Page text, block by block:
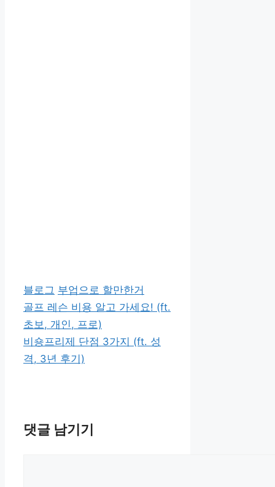
카
테
고
리
블로그 태
그
부업으로 할만한거
골프 레슨 비용 알고 가세요! (ft.
초보, 개인, 프로)
비숑프리제 단점 3가지 (ft. 성
격, 3년 후기)
댓글 남기기